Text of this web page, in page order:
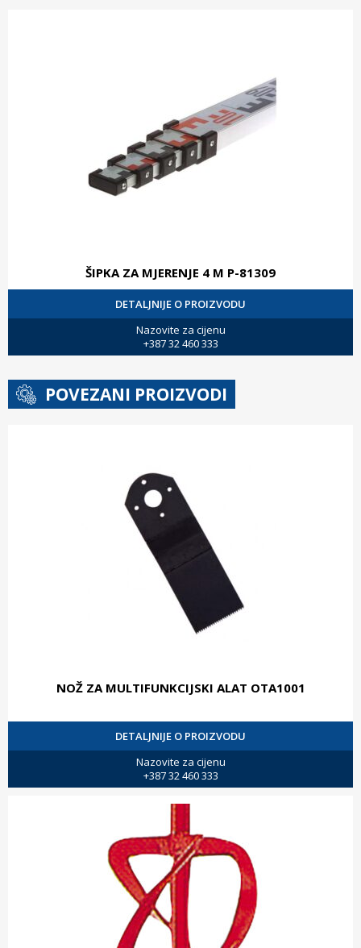
ŠIPKA ZA MJERENJE 4 M P-81309
DETALJNIJE O PROIZVODU
Nazovite za cijenu
+387 32 460 333
POVEZANI PROIZVODI
NOŽ ZA MULTIFUNKCIJSKI ALAT OTA1001
DETALJNIJE O PROIZVODU
Nazovite za cijenu
+387 32 460 333